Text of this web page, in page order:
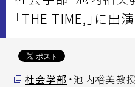
「THE TIME,」に出演
社会学部 ・池内裕美教